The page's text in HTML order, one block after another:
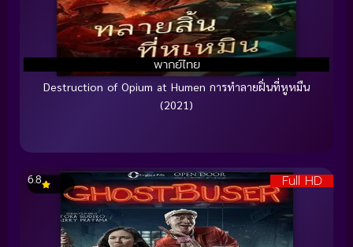
พากย์ไทย
Destruction of Opium at Humen การทำลายฝิ่นที่หูหมืน
(2021)
Full HD
6.8